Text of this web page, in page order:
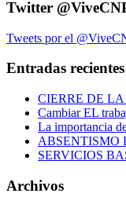
Twitter
Tweets por el
Entradas recientes
CIERRE DE
Cambiar EL
La importancia
ABSENTISMO
SERVICIOS
Archivos